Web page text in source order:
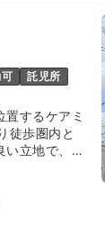
託児所
置するケアミ
徒歩圏内と
い立地で、一